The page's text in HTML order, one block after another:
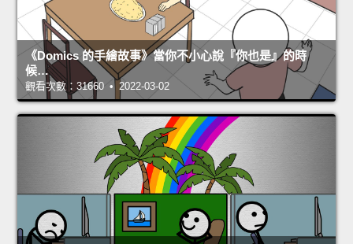
《Domics 的手繪故事》當你不小心說『你也是』的時
候…
觀看次數：31660 • 2022-03-02